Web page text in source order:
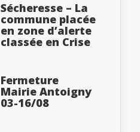
Sécheresse – La
commune placée
en zone d’alerte
classée en Crise
Fermeture
Mairie Antoigny
03-16/08